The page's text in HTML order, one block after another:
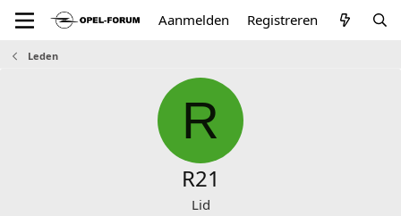
Aanmelden Registreren
Leden
R
R21
Lid